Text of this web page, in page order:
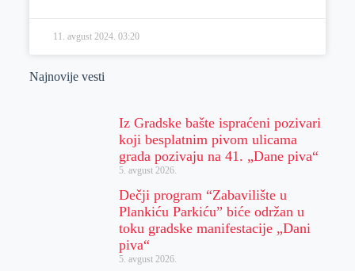
11. avgust 2024. 03:20
Najnovije vesti
Iz Gradske bašte ispraćeni pozivari
koji besplatnim pivom ulicama
grada pozivaju na 41. „Dane piva“
5. avgust 2026.
Dečji program “Zabavilište u
Plankiću Parkiću” biće održan u
toku gradske manifestacije „Dani
piva“
5. avgust 2026.